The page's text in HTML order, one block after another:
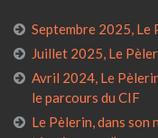
Septembre 2025, Le
Juillet 2025, Le
Avril 2024, Le
le parcours du CIF
Le Pèlerin, dans son